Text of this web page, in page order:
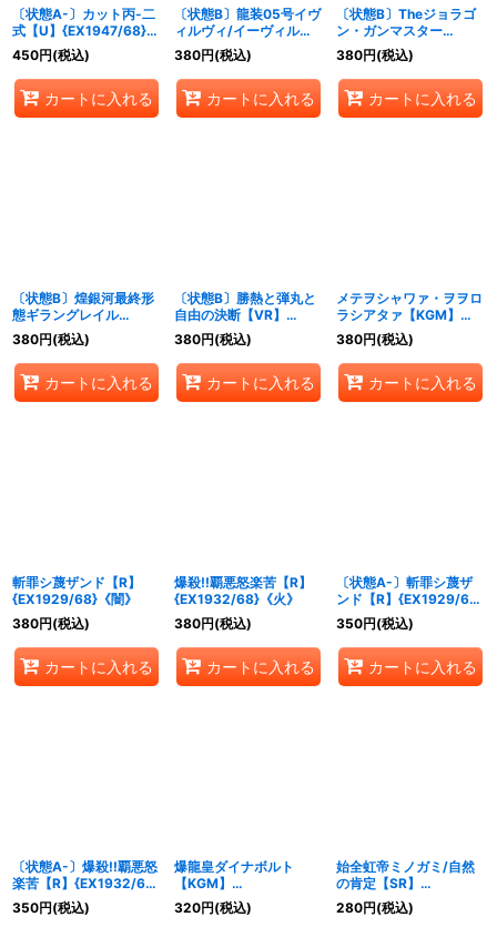
〔状態A-〕カット丙-二
式【U】{EX1947/68}
《闇》
450円(税込)
カートに入れる
〔状態B〕龍装05号イヴ
ィルヴィ/イーヴィル・
フォース【VR】
{EX199/68}《多》
380円(税込)
カートに入れる
〔状態B〕Theジョラゴ
ン・ガンマスター
【MAS】
{EX19M22/M40}
《無》
380円(税込)
カートに入れる
〔状態B〕煌銀河最終形
態ギラングレイル
【VR】{EX196/68}
《光》
380円(税込)
カートに入れる
〔状態B〕勝熱と弾丸と
自由の決断【VR】
{EX193/68}《無》
380円(税込)
カートに入れる
メテヲシャワァ・ヲヲロ
ラシアタァ【KGM】
{EX19M6/M40}《多》
380円(税込)
カートに入れる
斬罪シ蔑ザンド【R】
{EX1929/68}《闇》
380円(税込)
カートに入れる
爆殺!!覇悪怒楽苦【R】
{EX1932/68}《火》
380円(税込)
カートに入れる
〔状態A-〕斬罪シ蔑ザ
ンド【R】{EX1929/68}
《闇》
350円(税込)
カートに入れる
〔状態A-〕爆殺!!覇悪怒
楽苦【R】{EX1932/68}
《火》
350円(税込)
爆龍皇ダイナボルト
【KGM】
{EX19M4/M40}《多》
320円(税込)
始全虹帝ミノガミ/自然
の肯定【SR】
{EX19S14/S20}《自
然》
280円(税込)